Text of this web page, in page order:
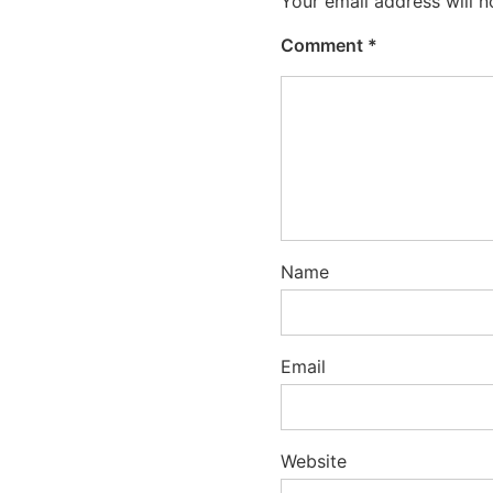
Comment *
Name
Email
Website